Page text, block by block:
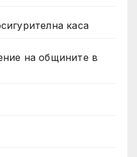
каса
на общините в